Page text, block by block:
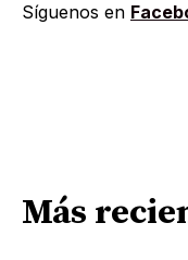
Síguenos en
Más